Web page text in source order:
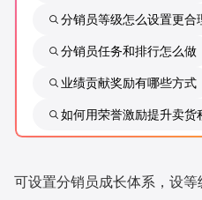
智库
产品更新动态
行业洞察
新零售资讯
分销员等级怎么设置更合
分销员任务和排行怎么做
业绩贡献奖励有哪些方式
如何用荣誉激励提升卖货
可设置分销员成长体系，设